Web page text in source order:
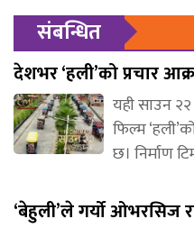
संबन्धित
देशभर ‘हली’को प्रचार
यही साउन
फिल्म
छ। निर्माण
‘बेहुली’ले गर्यो ओभरसिज